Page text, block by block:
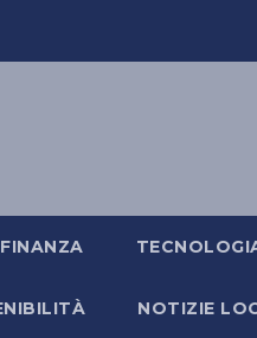
FINANZA
NOTIZIE